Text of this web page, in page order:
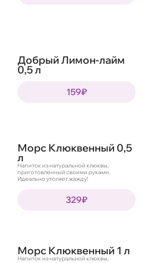
Добрый Лимон-лайм
0,5 л
159₽
Морс Клюквенный 0,5
л
Напиток из натуральной клюквы,
приготовленный своими руками.
Идеально утоляет жажду!
329₽
Морс Клюквенный 1 л
Напиток из натуральной клюквы,